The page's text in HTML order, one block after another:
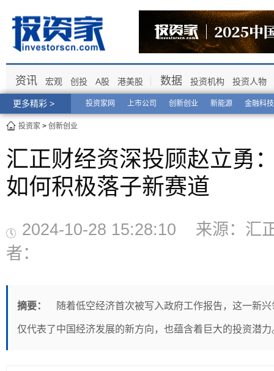
更多精彩 > 投资家网 上市公司 创新创业 新能源 金融科技
资讯 宏观 创投 A股 港美股 数据 投资机构 投资人物
投资家 > 创新创业
汇正财经资深投顾赵立勇
如何积极落子新赛道
2024-10-28 15:28:10 来源：汇
者：
摘要： 随着低空经济首次被写入政府工作报告，这一新
仅代表了中国经济发展的新方向，也蕴含着巨大的投资潜力